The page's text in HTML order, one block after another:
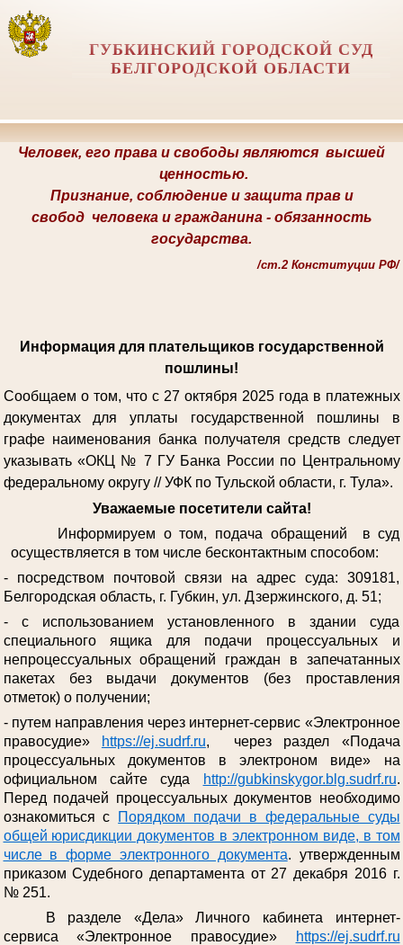
ГУБКИНСКИЙ ГОРОДСКОЙ СУД
БЕЛГОРОДСКОЙ ОБЛАСТИ
Человек, его права и свободы являются высшей
ценностью.
Признание, соблюдение и защита прав и
свобод человека и гражданина - обязанность
государства.
/ст.2 Конституции РФ/
Информация для плательщиков государственной
пошлины!
Сообщаем о том, что с 27 октября 2025 года в платежных
документах для уплаты государственной пошлины в
графе наименования банка получателя средств следует
указывать «ОКЦ № 7 ГУ Банка России по Центральному
федеральному округу // УФК по Тульской области, г. Тула».
Уважаемые посетители сайта!
Информируем о том, подача обращений в суд
осуществляется в том числе бесконтактным способом:
- посредством почтовой связи на адрес суда: 309181,
Белгородская область, г. Губкин, ул. Дзержинского, д. 51;
- с использованием установленного в здании суда
специального ящика для подачи процессуальных и
непроцессуальных обращений граждан в запечатанных
пакетах без выдачи документов (без проставления
отметок) о получении;
- путем направления через интернет-сервис «Электронное
правосудие»
https://ej.sudrf.ru, через раздел «Подача
процессуальных документов в электроном виде» на
официальном сайте суда
http://gubkinskygor.blg.sudrf.ru.
Перед подачей процессуальных документов необходимо
ознакомиться с
Порядком подачи в федеральные суды
общей юрисдикции документов в электронном виде, в том
числе в форме электронного документа. утвержденным
приказом Судебного департамента от 27 декабря 2016 г.
№ 251.
В разделе «Дела» Личного кабинета интернет-
сервиса «Электронное правосудие»
https://ej.sudrf.ru